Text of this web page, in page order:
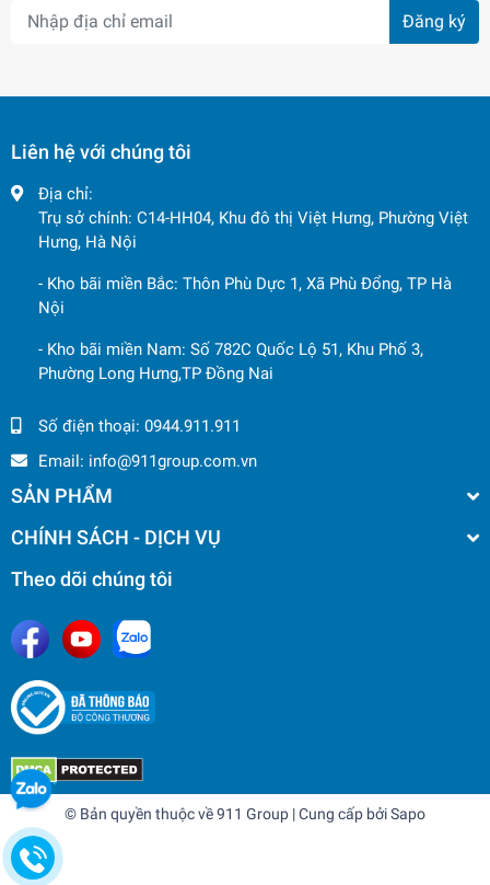
Đăng ký
Liên hệ với chúng tôi
Địa chỉ:
Trụ sở chính: C14-HH04, Khu đô thị Việt Hưng, Phường Việt
Hưng, Hà Nội
- Kho bãi miền Bắc: Thôn Phù Dực 1, Xã Phù Đổng, TP Hà
Nội
- Kho bãi miền Nam: Số 782C Quốc Lộ 51, Khu Phố 3,
Phường Long Hưng,TP Đồng Nai
Số điện thoại: 0944.911.911
Email: info@911group.com.vn
SẢN PHẨM
CHÍNH SÁCH - DỊCH VỤ
Theo dõi chúng tôi
© Bản quyền thuộc về911 Group | Cung cấp bởiSapo